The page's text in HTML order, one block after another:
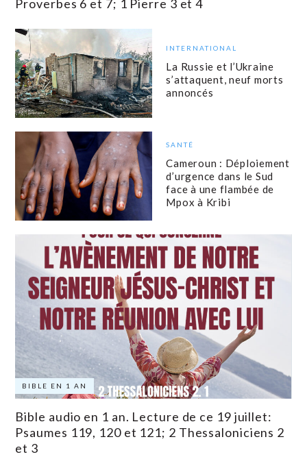
Proverbes 6 et 7; 1 Pierre 3 et 4
INTERNATIONAL
La Russie et l’Ukraine
s’attaquent, neuf morts
annoncés
SANTÉ
Cameroun : Déploiement
d’urgence dans le Sud
face à une flambée de
Mpox à Kribi
BIBLE EN 1 AN
Bible audio en 1 an. Lecture de ce 19 juillet:
Psaumes 119, 120 et 121; 2 Thessaloniciens 2
et 3